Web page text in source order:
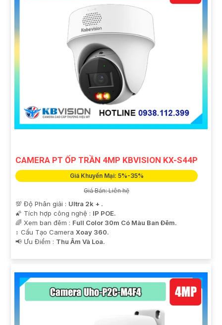
CAMERA PT ỐP TRẦN 4MP KBVISION KX-S44P
Giá Khuyến Mại: 5%-35%
Giá Bán: Liên hệ
💯 Độ Phân giải : Ultra 2k + .
🌠 Tích hợp công nghệ : IP POE.
🌈 Xem ban đêm : Full Color 30m Có Màu Ban Ðêm.
↕️ Cấu Tạo Camera Xoay 360.
️📢 Ưu Điểm : Thu Âm Và Loa.